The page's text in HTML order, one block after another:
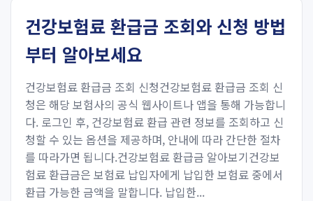
건강보험료 환급금 조회와 신청 방법
부터 알아보세요
건강보험료 환급금 조회 신청건강보험료 환급금 조회 신
청은 해당 보험사의 공식 웹사이트나 앱을 통해 가능합니
다. 로그인 후, 건강보험료 환급 관련 정보를 조회하고 신
청할 수 있는 옵션을 제공하며, 안내에 따라 간단한 절차
를 따라가면 됩니다.건강보험료 환급금 알아보기건강보
험료 환급금은 보험료 납입자에게 납입한 보험료 중에서
환급 가능한 금액을 말합니다. 납입한...